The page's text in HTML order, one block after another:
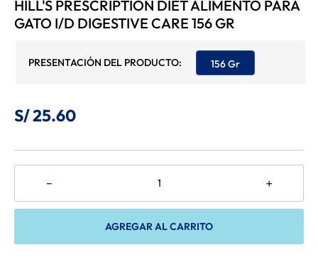
HILL'S PRESCRIPTION DIET ALIMENTO PARA
GATO I/D DIGESTIVE CARE 156 GR
156 Gr
S/25.60
＋
－
AGREGAR AL CARRITO
4. Leonardo
Hills
6. Churu
8 . Belcando